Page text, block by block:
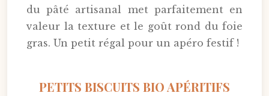
du pâté artisanal met parfaitement en
valeur la texture et le goût rond du foie
gras. Un petit régal pour un apéro festif !
PETITS BISCUITS BIO APÉRITIFS